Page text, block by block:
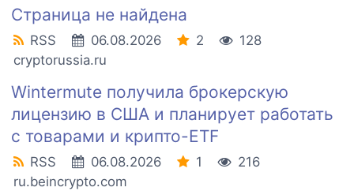
Страница не найдена
RSS 06.08.2026 2
128
cryptorussia.ru
Wintermute получила брокерскую
лицензию в США и планирует работать
с товарами и крипто-ETF
RSS 06.08.2026 1
216
ru.beincrypto.com